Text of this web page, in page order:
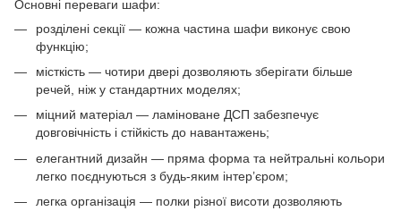
Основні переваги шафи:
розділені секції — кожна частина шафи виконує свою
функцію;
місткість — чотири двері дозволяють зберігати більше
речей, ніж у стандартних моделях;
міцний матеріал — ламіноване ДСП забезпечує
довговічність і стійкість до навантажень;
елегантний дизайн — пряма форма та нейтральні кольори
легко поєднуються з будь-яким інтер’єром;
легка організація — полки різної висоти дозволяють